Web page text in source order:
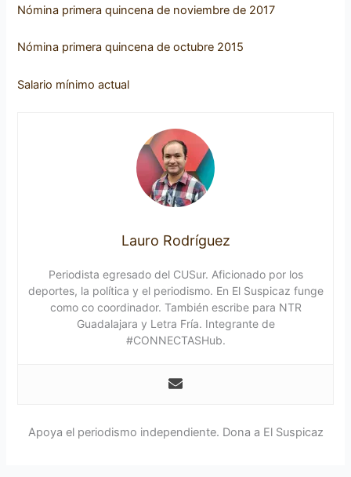
Nómina primera quincena de noviembre de 2017
Nómina primera quincena de octubre 2015
Salario mínimo actual
Lauro Rodríguez
Periodista egresado del CUSur. Aficionado por los
deportes, la política y el periodismo. En El Suspicaz funge
como co coordinador. También escribe para NTR
Guadalajara y Letra Fría. Integrante de
#CONNECTASHub.
Apoya el periodismo independiente. Dona a El Suspicaz